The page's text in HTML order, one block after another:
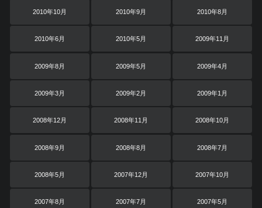
2010年10月 2010年9月 2010年8月
2010年6月 2010年5月 2009年11月
2009年8月 2009年5月 2009年4月
2009年3月 2009年2月 2009年1月
2008年12月 2008年11月 2008年10月
2008年9月 2008年8月 2008年7月
2008年5月 2007年12月 2007年10月
2007年8月 2007年7月 2007年5月